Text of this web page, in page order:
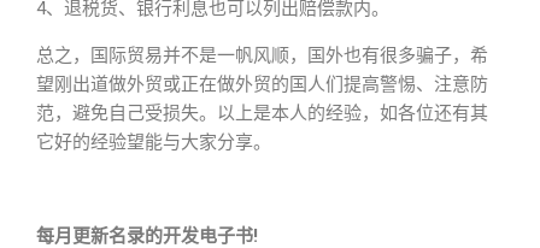
4、退税货、银行利息也可以列出赔偿款内。
总之，国际贸易并不是一帆风顺，国外也有很多骗子，希
望刚出道做外贸或正在做外贸的国人们提高警惕、注意防
范，避免自己受损失。以上是本人的经验，如各位还有其
它好的经验望能与大家分享。
每月更新名录的开发电子书!